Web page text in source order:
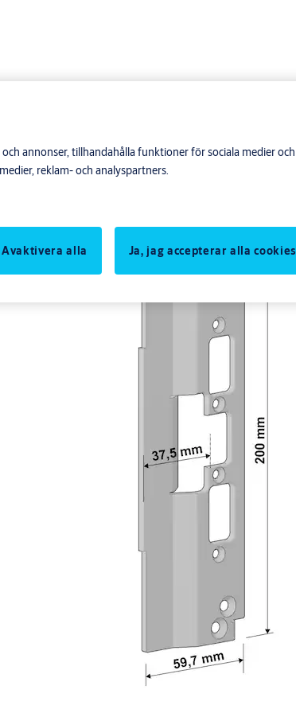
annonser, tillhandahålla funktioner för sociala medier och
reklam- och analyspartners.
Avaktivera alla
Ja, jag accepterar alla cookies